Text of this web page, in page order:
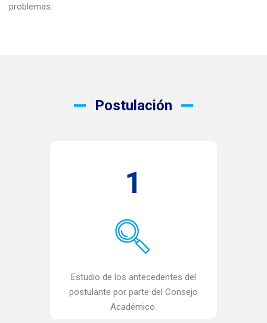
problemas.
Postulación
1
Estudio de los antecedentes del
postulante por parte del Consejo
Académico.